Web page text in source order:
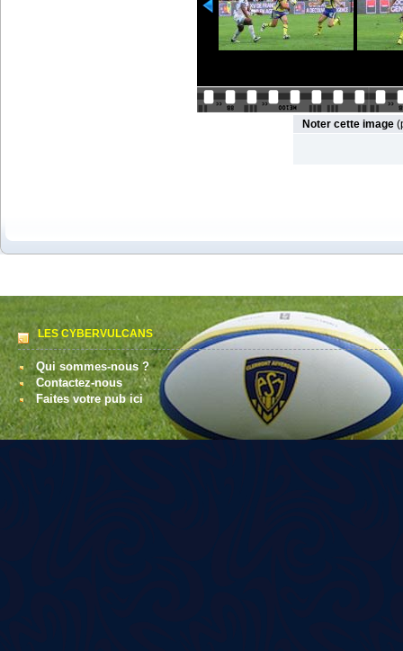
Noter cette image
LES CYBERVULCANS
Qui sommes-nous ?
Contactez-nous
Faites votre pub ici